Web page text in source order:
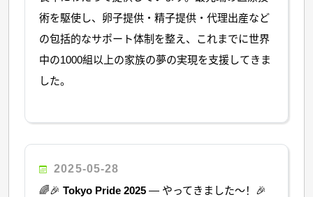
術を駆使し、卵子提供・精子提供・代理出産など
の包括的なサポート体制を整え、これまでに世界
中の1000組以上の家族の夢の実現を支援してきま
した。
2025-05-28
🌈🎉 Tokyo Pride 2025 — やってきました〜！🎉